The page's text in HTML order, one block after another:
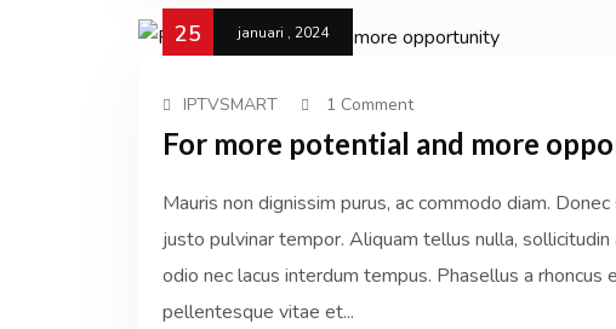
25 januari , 2024
IPTVSMART 1 Comment
For more potential and more
Mauris non dignissim purus, ac commodo diam.
justo pulvinar tempor. Aliquam tellus nulla,
odio nec lacus interdum tempus. Phasellus a
pellentesque vitae et...